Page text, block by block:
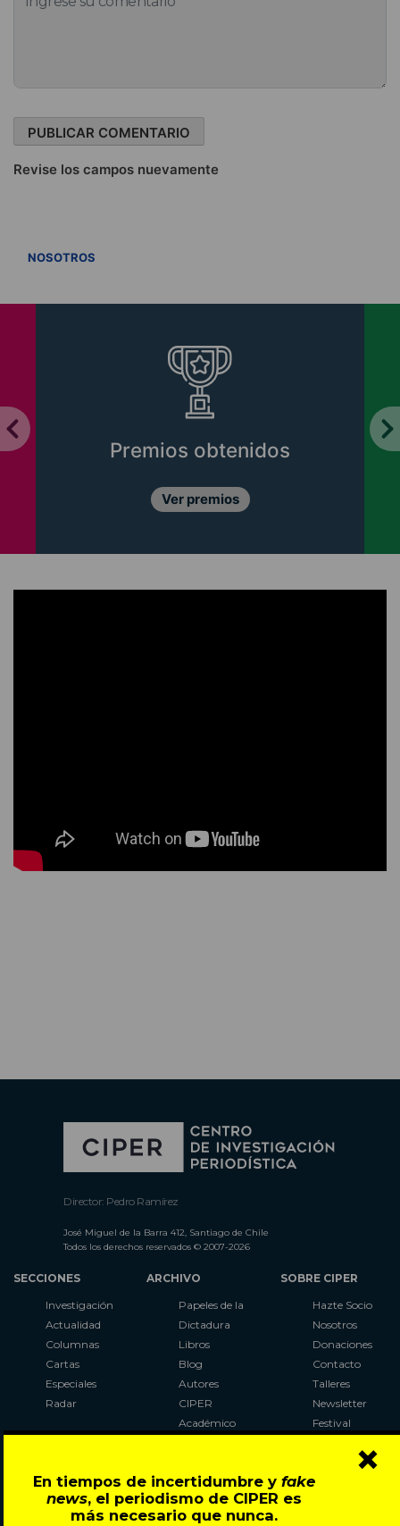
En tiempos de incertidumbre y fake
news, el periodismo de CIPER es
más necesario que nunca.
×
Revise los campos nuevamente
NOSOTROS
Premios obtenidos
Ver premios
Director: Pedro Ramírez
José Miguel de la Barra 412, Santiago de Chile
Todos los derechos reservados © 2007-2026
SECCIONES
Investigación
Actualidad
Columnas
Cartas
Especiales
Radar
ARCHIVO
Papeles de la
Dictadura
Libros
Blog
Autores
CIPER
Académico
Al Plebiscito
con CIPER
SOBRE CIPER
Hazte Socio
Nosotros
Donaciones
Contacto
Talleres
Newsletter
Festival